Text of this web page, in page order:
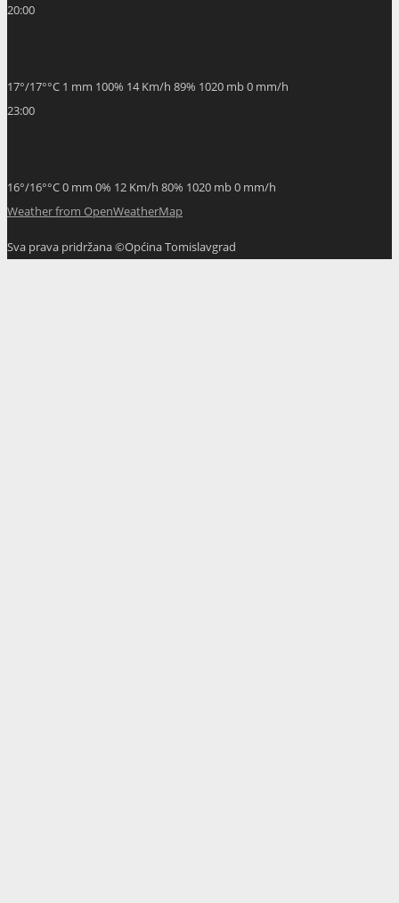
20:00
17°/17°°C 1 mm 100% 14 Km/h 89% 1020 mb0 mm/h
23:00
16°/16°°C0 mm 0% 12 Km/h 80% 1020 mb0 mm/h
Weather from OpenWeatherMap
Sva prava pridržana ©Općina Tomislavgrad